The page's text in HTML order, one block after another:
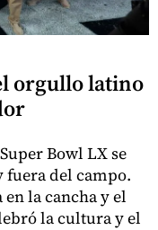
orgullo latino
Bowl LX se
del campo.
la cancha y el
la cultura y el